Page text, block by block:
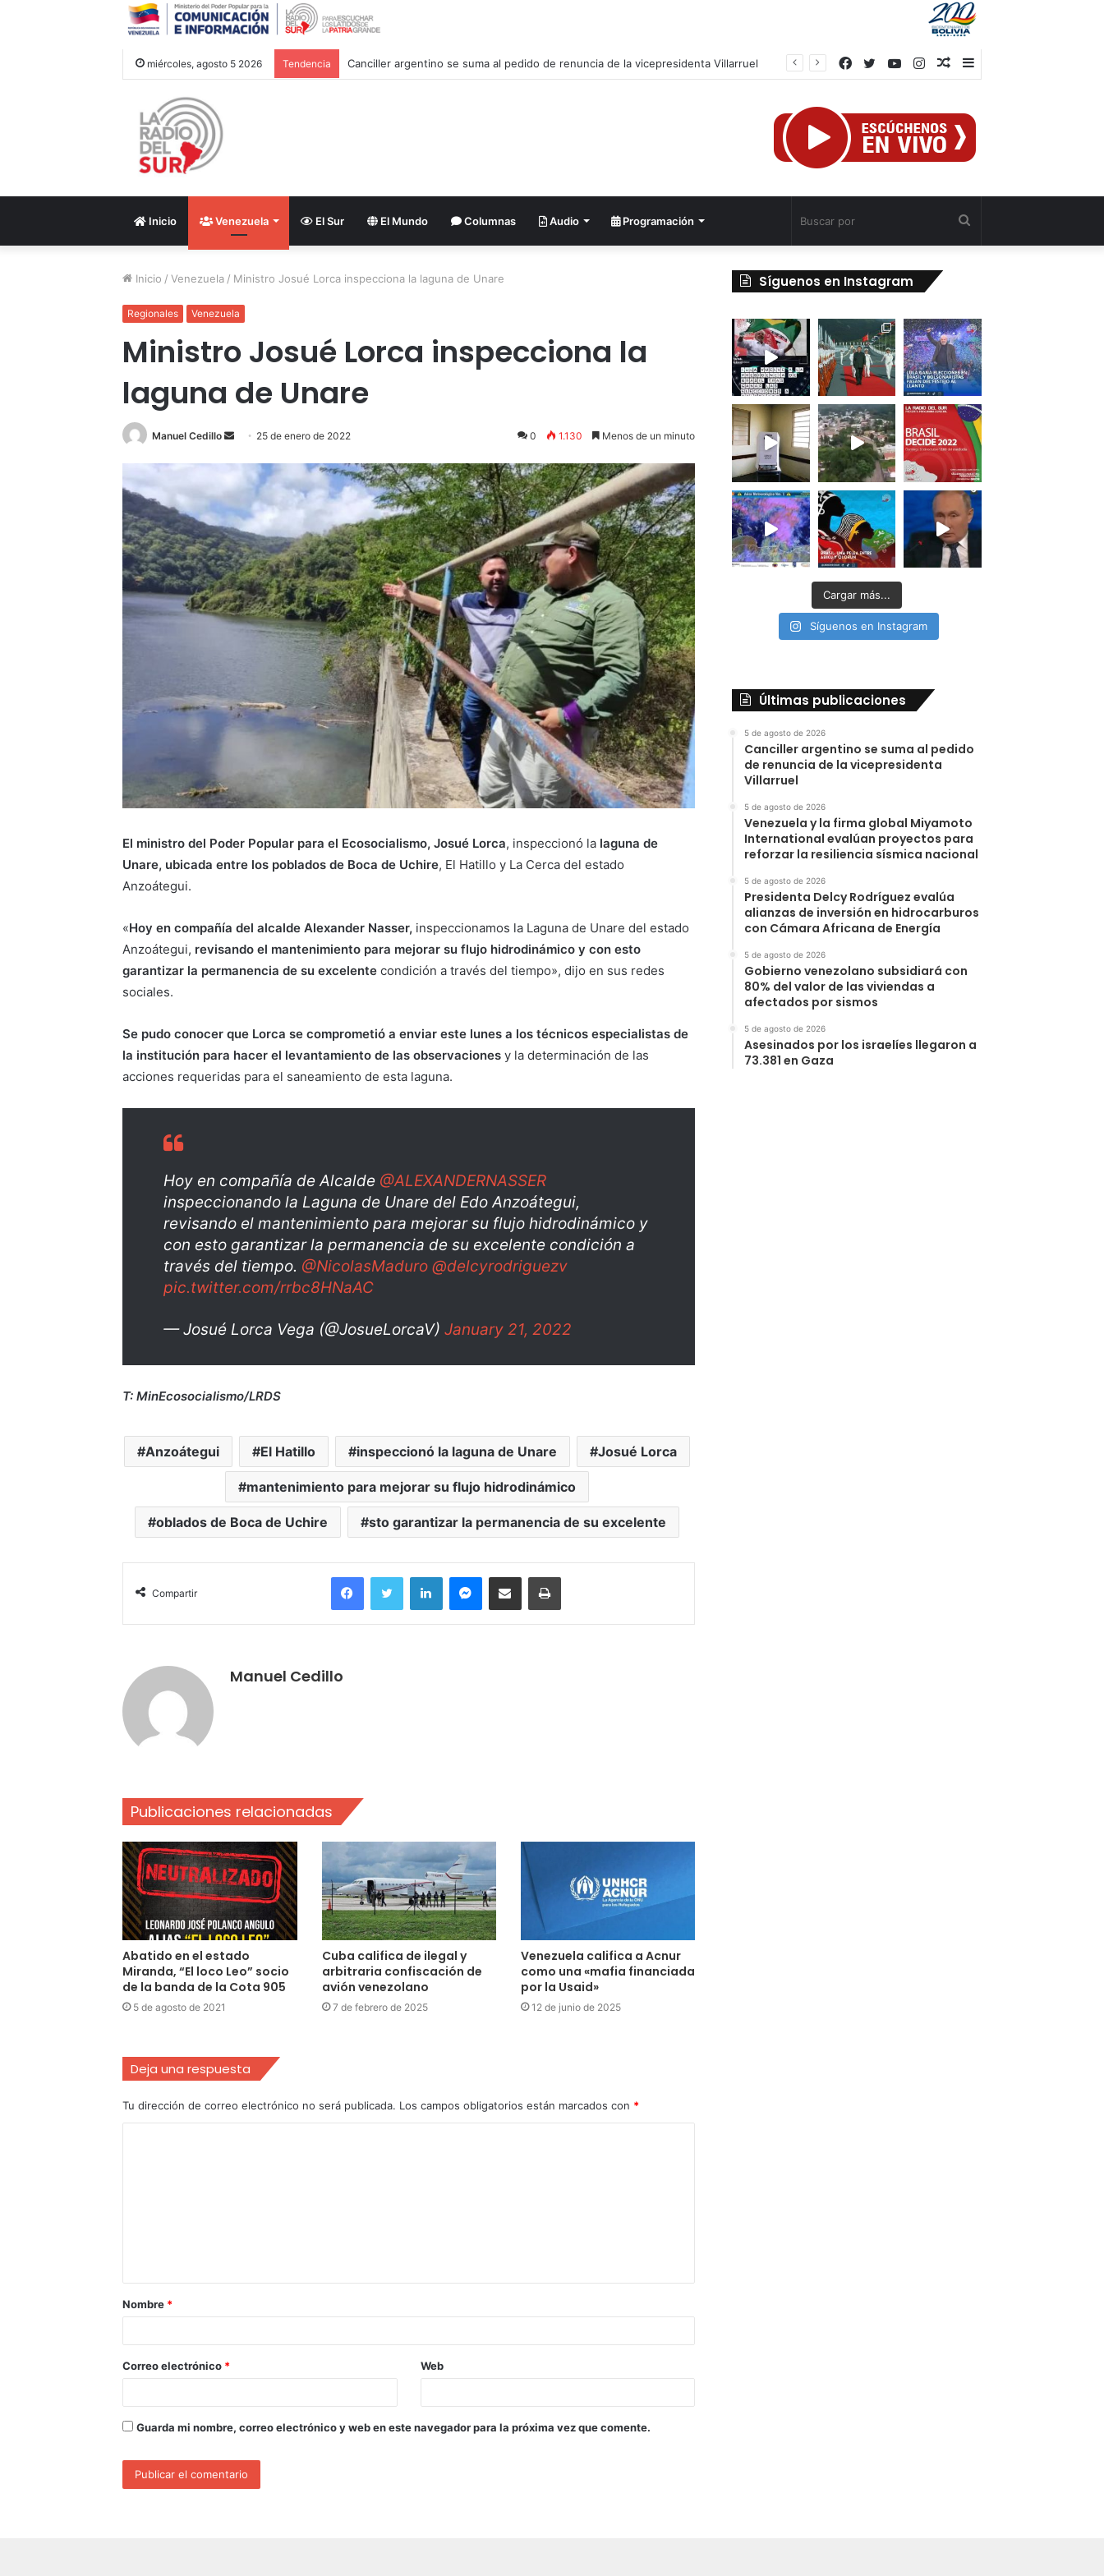
miércoles, agosto 5 2026 Tendencia Canciller argentino se suma al pedido de renuncia de la vicepresidenta Villarruel
Barra
Publicación
azar
Instagram
YouTube
Twitter
Facebook
Inicio Venezuela El Sur El Mundo Columnas Audio Programación
Inicio / Venezuela / Ministro Josué Lorca inspecciona la laguna de Unare
Regionales Venezuela
Ministro Josué Lorca inspecciona la
laguna de Unare
Manuel Cedillo
Send25 de enero de 2022 0 1.130 Menos de un minuto
El ministro del Poder Popular para el Ecosocialismo, Josué Lorca, inspeccionó la laguna de
Unare, ubicada entre los poblados de Boca de Uchire, El Hatillo y La Cerca del estado
Anzoátegui.
«Hoy en compañía del alcalde Alexander Nasser, inspeccionamos la Laguna de Unare del estado
Anzoátegui, revisando el mantenimiento para mejorar su flujo hidrodinámico y con esto
garantizar la permanencia de su excelente condición a través del tiempo», dijo en sus redes
sociales.
Se pudo conocer que Lorca se comprometió a enviar este lunes a los técnicos especialistas de
la institución para hacer el levantamiento de las observaciones y la determinación de las
acciones requeridas para el saneamiento de esta laguna.
Hoy en compañía de Alcalde @ALEXANDERNASSER
inspeccionando la Laguna de Unare del Edo Anzoátegui,
revisando el mantenimiento para mejorar su flujo hidrodinámico y
con esto garantizar la permanencia de su excelente condición a
través del tiempo. @NicolasMaduro @delcyrodriguezv
pic.twitter.com/rrbc8HNaAC
— Josué Lorca Vega (@JosueLorcaV)January 21, 2022
T: MinEcosocialismo/LRDS
Anzoátegui El Hatillo inspeccionó la laguna de Unare Josué Lorca
mantenimiento para mejorar su flujo hidrodinámico
oblados de Boca de Uchire sto garantizar la permanencia de su excelente
Compartir
FacebookTwitter LinkedInMessengerCompartir por correo electrónicoImprimir
Manuel Cedillo
Publicaciones relacionadas
Abatido en el estado
Miranda, “El loco Leo” socio
de la banda de la Cota 905
5 de agosto de 2021
Cuba califica de ilegal y
arbitraria confiscación de
avión venezolano
7 de febrero de 2025
Venezuela califica a Acnur
como una «mafia financiada
por la Usaid»
12 de junio de 2025
Deja una respuesta
Tu dirección de correo electrónico no será publicada. Los campos obligatorios están marcados con *
Nombre *
Correo electrónico * Web
Guarda mi nombre, correo electrónico y web en este navegador para la próxima vez que comente.
Síguenos en Instagram
Cargar más...
Síguenos en Instagram
Últimas publicaciones
5 de agosto de 2026
Canciller argentino se suma al pedido
de renuncia de la vicepresidenta
Villarruel
5 de agosto de 2026
Venezuela y la firma global Miyamoto
International evalúan proyectos para
reforzar la resiliencia sísmica nacional
5 de agosto de 2026
Presidenta Delcy Rodríguez evalúa
alianzas de inversión en hidrocarburos
con Cámara Africana de Energía
5 de agosto de 2026
Gobierno venezolano subsidiará con
80% del valor de las viviendas a
afectados por sismos
5 de agosto de 2026
Asesinados por los israelíes llegaron a
73.381 en Gaza